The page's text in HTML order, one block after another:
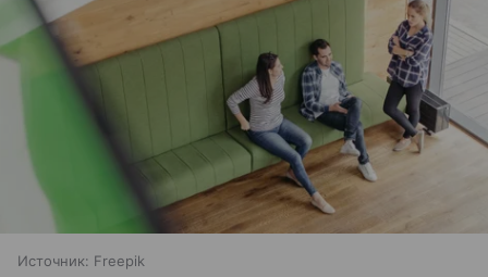
Источник: Freepik